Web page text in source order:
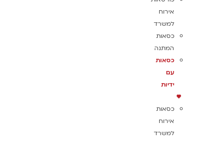
אירוח
למשרד
כסאות
המתנה
כסאות
עם
ידיות
כסאות
אירוח
למשרד